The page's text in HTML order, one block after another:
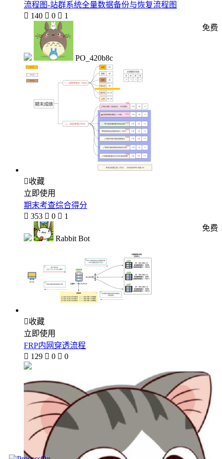
流程图-站群系统全量数据备份与恢复流程图
 140  0  1
PO_420b8c
免费
收藏
立即使用
期末考查综合得分
 353  0  1
Rabbit Bot
免费
收藏
立即使用
FRP内网穿透流程
 129  0  0